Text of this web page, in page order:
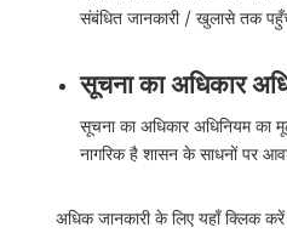
संबंधित जानकारी / खुलासे तक
सूचना का अधिकार
सूचना का अधिकार अधिनियम का
नागरिक है शासन के साधनों पर
अधिक जानकारी के लिए यहाँ क्लिक